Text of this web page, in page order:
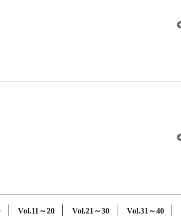
Vol.11～20 Vol.21～30 Vol.31～40